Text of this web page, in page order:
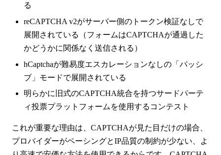
る
reCAPTCHA v2がサーバー側のトークン検証なしで
展開されている（フォームはCAPTCHAが通過した
かどうかに関係なく送信される）
hCaptchaが難易度エスカレーションなしの「パッシ
ブ」モードで展開されている
明らかに旧式のCAPTCHA統合を持つサードパーテ
ィ投票プラットフォームを使用するコンテスト
これが重要な理由は、CAPTCHAが見た目だけの場合、
プロバイダーがペーシングとIP品質の制約が少ない、よ